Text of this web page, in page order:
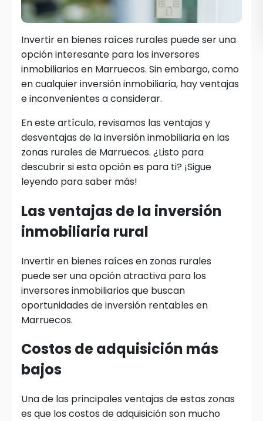
Invertir en bienes raíces rurales puede ser una
opción interesante para los inversores
inmobiliarios en Marruecos. Sin embargo, como
en cualquier inversión inmobiliaria, hay ventajas
e inconvenientes a considerar.
En este artículo, revisamos las ventajas y
desventajas de la inversión inmobiliaria en las
zonas rurales de Marruecos. ¿Listo para
descubrir si esta opción es para ti? ¡Sigue
leyendo para saber más!
Las ventajas de la inversión
inmobiliaria rural
Invertir en bienes raíces en zonas rurales
puede ser una opción atractiva para los
inversores inmobiliarios que buscan
oportunidades de inversión rentables en
Marruecos.
Costos de adquisición más
bajos
Una de las principales ventajas de estas zonas
es que los costos de adquisición son mucho